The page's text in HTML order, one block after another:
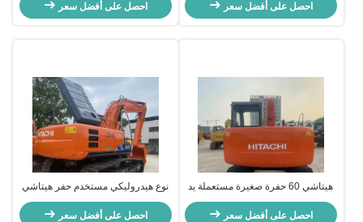
كجم
احصل على أفضل سعر
احصل على أفضل سعر
هيتاشي 60 حفرة صغيرة مستعملة يد
ثانية حفرة زاحفة صغيرة
احصل على أفضل سعر
نوع هيدروليكي مستخدم حفر هيتاشي
هيتاشي زاكس 200 آلات البناء يد ثانية
احصل على أفضل سعر